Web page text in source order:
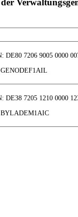
DE80 7206 9005 0000
DE38 7205 1210 0000